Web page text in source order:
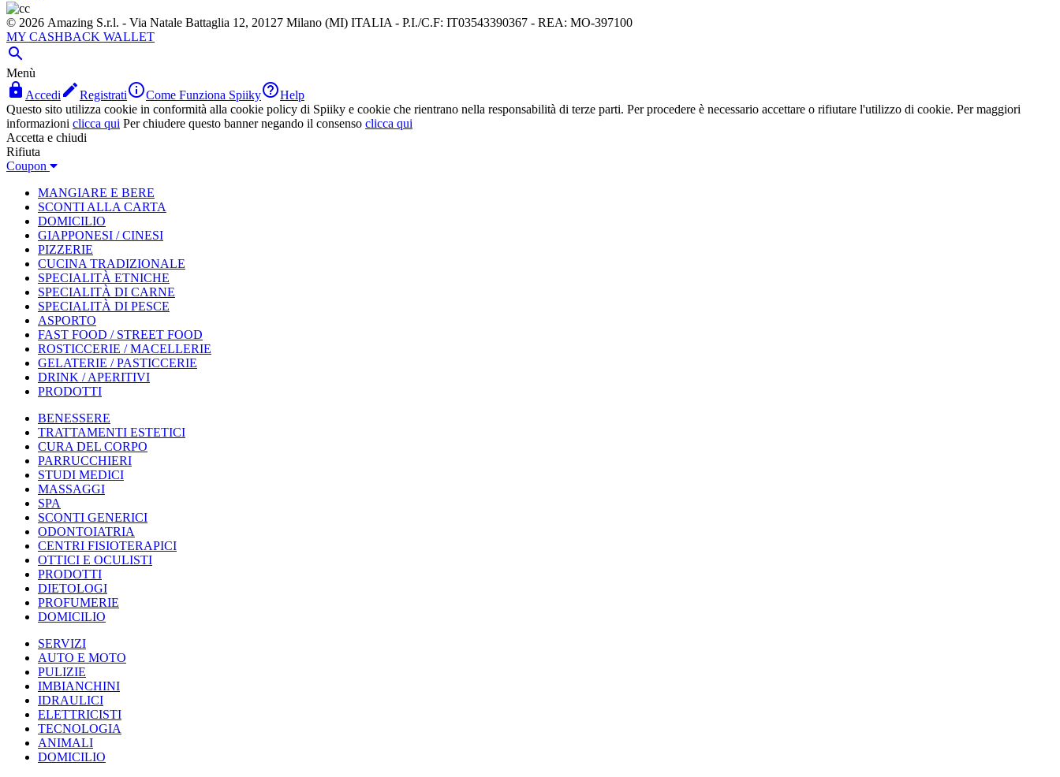
© 2026 Amazing S.r.l. - Via Natale Battaglia 12, 20127 Milano (MI) ITALIA - P.I./C.F: IT03543390367 - REA: MO-397100
MY CASHBACK WALLET

Menù
 Accedi RegistratiCome Funziona SpiikyHelp
Questo sito utilizza cookie in conformità alla cookie policy di Spiiky e cookie che rientrano nella responsabilità di terze parti. Per procedere è necessario accettare o rifiutare l'utilizzo di cookie. Per maggiori
informazioni clicca qui Per chiudere questo banner negando il consenso clicca qui
Accetta e chiudi
Rifiuta
Coupon
MANGIARE E BERE
SCONTI ALLA CARTA
DOMICILIO
GIAPPONESI / CINESI
PIZZERIE
CUCINA TRADIZIONALE
SPECIALITÀ ETNICHE
SPECIALITÀ DI CARNE
SPECIALITÀ DI PESCE
ASPORTO
FAST FOOD / STREET FOOD
ROSTICCERIE / MACELLERIE
GELATERIE / PASTICCERIE
DRINK / APERITIVI
PRODOTTI
BENESSERE
TRATTAMENTI ESTETICI
CURA DEL CORPO
PARRUCCHIERI
STUDI MEDICI
MASSAGGI
SPA
SCONTI GENERICI
ODONTOIATRIA
CENTRI FISIOTERAPICI
OTTICI E OCULISTI
PRODOTTI
DIETOLOGI
PROFUMERIE
DOMICILIO
SERVIZI
AUTO E MOTO
PULIZIE
IMBIANCHINI
IDRAULICI
ELETTRICISTI
TECNOLOGIA
ANIMALI
DOMICILIO